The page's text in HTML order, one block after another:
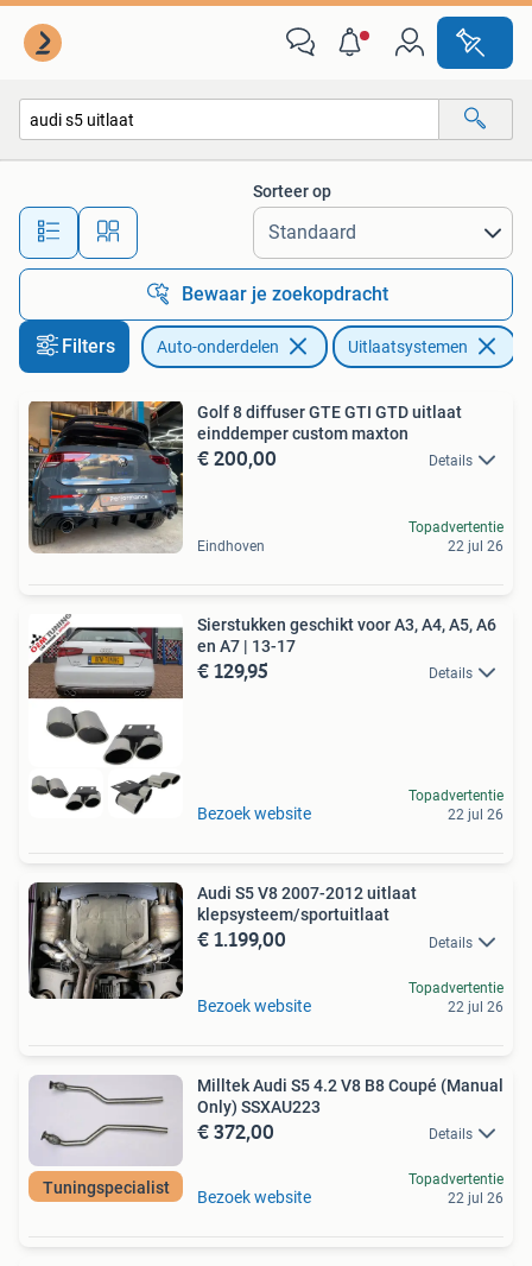
Alle afstanden…
Sorteer op
Bewaar je zoekopdracht
Filters Auto-onderdelen Uitlaatsystemen
Golf 8 diffuser GTE GTI GTD uitlaat
einddemper custom maxton
€ 200,00 Details
Eindhoven
Topadvertentie
22 jul 26
Sierstukken geschikt voor A3, A4, A5, A6
en A7 | 13-17
€ 129,95 Details
Bezoek website
Topadvertentie
22 jul 26
Audi S5 V8 2007-2012 uitlaat
klepsysteem/sportuitlaat
€ 1.199,00 Details
Bezoek website
Topadvertentie
22 jul 26
Tuningspecialist
Milltek Audi S5 4.2 V8 B8 Coupé (Manual
Only) SSXAU223
€ 372,00 Details
Bezoek website
Topadvertentie
22 jul 26